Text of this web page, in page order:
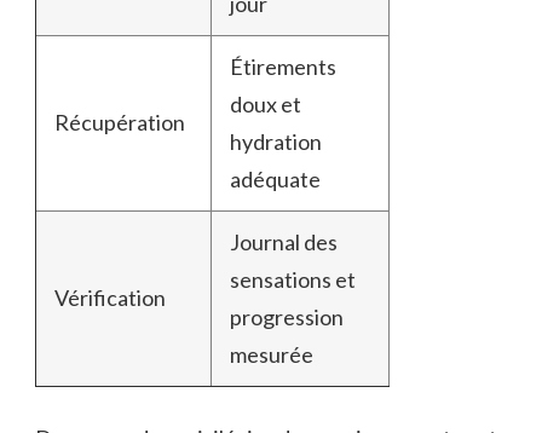
Récupération
Étirements
doux et
hydration
adéquate
Vérification
Journal des
sensations et
progression
mesurée